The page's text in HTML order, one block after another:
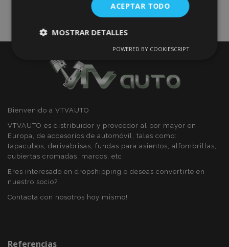
Bienvenido a VTVAUTO
VTVAUTO es distribuidor y proveedor al por mayor en
Europa, de accesorios de automóvil, tales como:
tapacubos, derivabrisas, fundas para asientos, alfombrillas,
cubiertas cromadas, marcos, etc.
Eres interesado en dropshipping o deseas convertirte en
nuestro socio?
Contacta con nosotros hoy mismo!
Referencias
ACEPTAR TODO
MOSTRAR DETALLES
estrictamente
necesarias
Cookies de
Cookies de
Cookies de rendimiento
POWERED BY COOKIESCRIPT